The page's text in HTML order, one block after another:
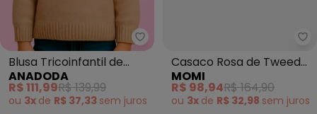
Anadoda - Blusa Tricoinfantil
Blusa Tricoinfantil de
Pelinho ( Rosa)
ANADODA
R$ 111,99R$ 139,99
ou 3x de R$ 37,33 sem juros
Casaco Rosa de Tweed
(Rosa)
MOMI
R$ 98,94R$ 164,90
ou 3x de R$ 32,98 sem juros